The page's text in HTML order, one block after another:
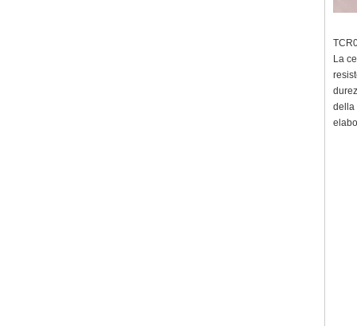
La
della